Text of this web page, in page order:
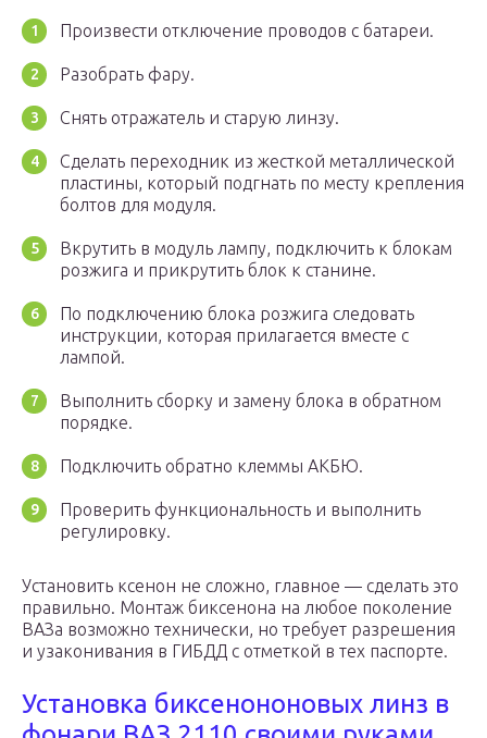
Произвести отключение проводов с батареи.
Разобрать фару.
Снять отражатель и старую линзу.
Сделать переходник из жесткой металлической
пластины, который подгнать по месту крепления
болтов для модуля.
Вкрутить в модуль лампу, подключить к блокам
розжига и прикрутить блок к станине.
По подключению блока розжига следовать
инструкции, которая прилагается вместе с
лампой.
Выполнить сборку и замену блока в обратном
порядке.
Подключить обратно клеммы АКБЮ.
Проверить функциональность и выполнить
регулировку.
Установить ксенон не сложно, главное — сделать это
правильно. Монтаж биксенона на любое поколение
ВАЗа возможно технически, но требует разрешения
и узаконивания в ГИБДД с отметкой в тех паспорте.
Установка биксенононовых линз в